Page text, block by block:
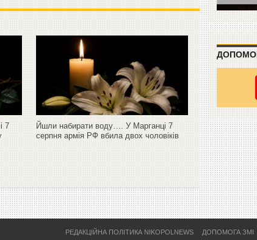
7
Йшли набирати воду…. У Марганці 7
серпня армія РФ вбила двох чоловіків
РЕДАКЦІЙНА ПОЛІТИКА NIKOPOLNEWS ДОПОМОГА ЗМІ